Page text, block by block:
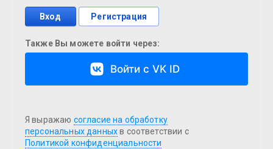
Регистрация
Вход
Также Вы можете войти через:
Войти с VK ID
Я выражаю согласие на обработку
персональных данныхв соответствии с
Политикой конфиденциальности